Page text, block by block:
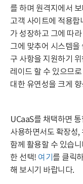
를 하며 원격지에서
고객 사이트에 적용합
가 성장하고 그에 따
그에 맞추어 시스템을
구 사항을 지원하기
레이드 할 수 있으므
대한 유연성을 크게
UCaaS를 채택하면
사용하면서도 확장성,
함께 활용할 수 있습
한 선택! 여기 를 클릭
해 보시기 바랍니다.